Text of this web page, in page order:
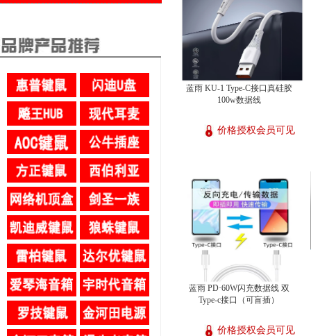
蓝雨 KU-1 Type-C接口真硅胶
100w数据线
价格授权会员可见
蓝雨 PD·60W闪充数据线 双
Type-c接口（可盲插）
价格授权会员可见